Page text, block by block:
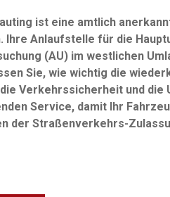
ist eine amtlich
Ihre Anlaufstelle für die
(AU) im westlichen
Sie, wie wichtig die
Verkehrssicherheit und die
Service, damit Ihr
der Straßenverkehrs-